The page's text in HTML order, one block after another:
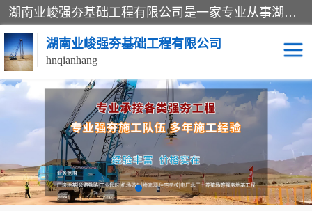
湖南业峻强夯基础工程有限公司是一家专业从事湖南强夯基础工程、强夯机租赁，地基处理的施工单位。业务覆盖：湖南、广东，江西等地。可承接1000KN.m-25000KN.m强夯（置换）工程。公司创始人是国内较早期从事强夯施工的建设者，经过多年的一步一个脚印的发展，在行业内具有较高的度和良好的口碑。
湖南业峻强夯基础工程有限公司
hnqianhang
强夯施工案例 强夯机租赁
强夯施工工程 强夯施工队伍
强夯队伍